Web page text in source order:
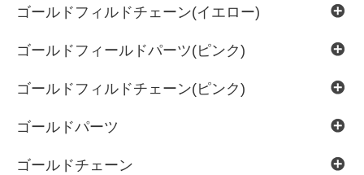
ゴールドフィルドチェーン(イエロー)
ゴールドフィールドパーツ(ピンク)
ゴールドフィルドチェーン(ピンク)
ゴールドパーツ
ゴールドチェーン